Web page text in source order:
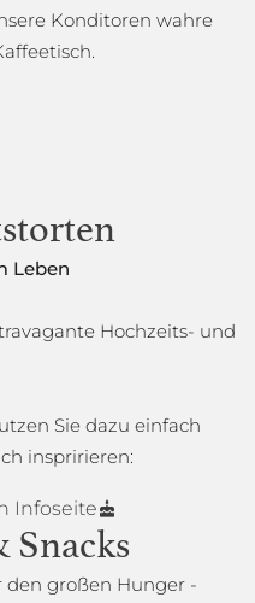
Konditoren wahre
Leben
Hochzeits- und
Sie dazu einfach
inspririeren:
Infoseite
Snacks
großen Hunger -